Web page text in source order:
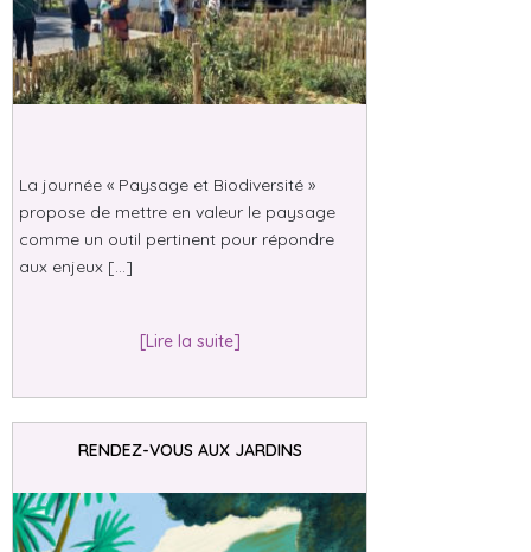
La journée « Paysage et Biodiversité »
propose de mettre en valeur le paysage
comme un outil pertinent pour répondre
aux enjeux […]
[Lire la suite]
RENDEZ-VOUS AUX JARDINS